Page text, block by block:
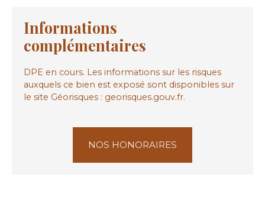
Informations
complémentaires
DPE en cours. Les informations sur les risques
auxquels ce bien est exposé sont disponibles sur
le site Géorisques : georisques.gouv.fr.
NOS HONORAIRES